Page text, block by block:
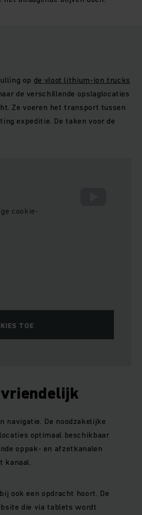
op de vloot lithium-ion trucks
de verschillende opslaglocaties
Ze voeren het transport tussen
expeditie. De taken voor de
cookie-
TOE
navigatie. De noodzakelijke
optimaal beschikbaar
oppak- en afzetkanalen
kanaal.
ook een opdracht hoort. De
die via tablets wordt